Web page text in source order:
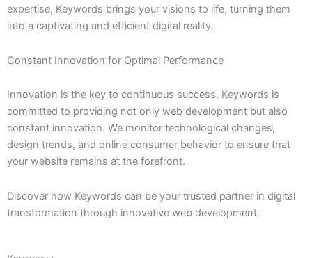
expertise, Keywords brings your visions to life, turning them
into a captivating and efficient digital reality.
Constant Innovation for Optimal Performance
Innovation is the key to continuous success. Keywords is
committed to providing not only web development but also
constant innovation. We monitor technological changes,
design trends, and online consumer behavior to ensure that
your website remains at the forefront.
Discover how Keywords can be your trusted partner in digital
transformation through innovative web development.